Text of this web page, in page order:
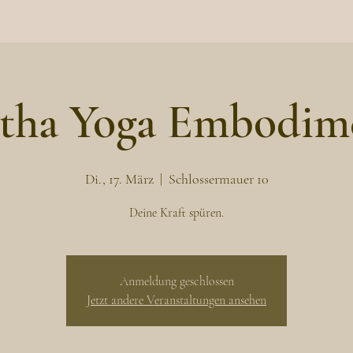
Yoga
Di., 17. März
  |
Schlossermauer 10
Deine Kraft spüren.
Anmeldung geschlossen
Jetzt andere Veranstaltungen ansehen